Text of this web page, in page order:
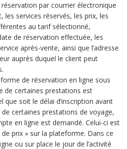
par courrier électronique
services réservés, les prix, les
au tarif sélectionné,
de réservation effectuée, les
après-vente, ainsi que l’adresse
auprès duquel le client peut
de réservation en ligne sous
de certaines prestations est
que soit le délai d’inscription avant
de certaines prestations de voyage,
en ligne est demandé. Celui-ci est
prix » sur la plateforme. Dans ce
ou sur place le jour de l’activité